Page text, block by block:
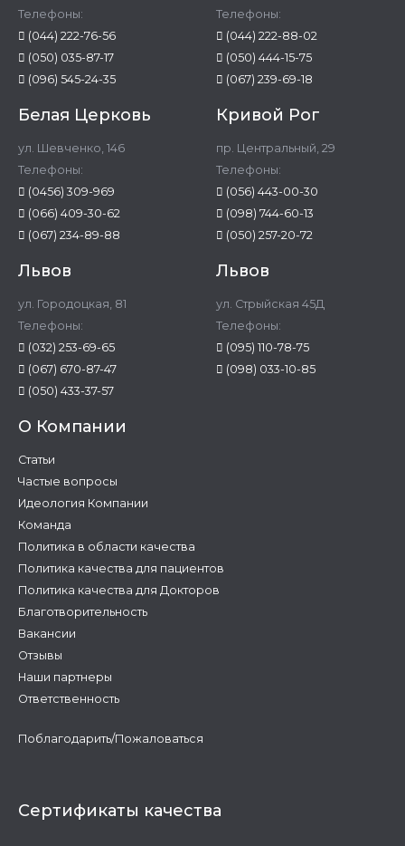
Телефоны:
(044) 222-76-56
(050) 035-87-17
(096) 545-24-35
Телефоны:
(044) 222-88-02
(050) 444-15-75
(067) 239-69-18
Белая Церковь
ул. Шевченко, 146
Телефоны:
(0456) 309-969
(066) 409-30-62
(067) 234-89-88
Кривой Рог
пр. Центральный, 29
Телефоны:
(056) 443-00-30
(098) 744-60-13
(050) 257-20-72
Львов
ул. Городоцкая, 81
Телефоны:
(032) 253-69-65
(067) 670-87-47
(050) 433-37-57
Львов
ул. Стрыйская 45Д
Телефоны:
(095) 110-78-75
(098) 033-10-85
О Компании
Статьи
Частые вопросы
Идеология Компании
Команда
Политика в области качества
Политика качества для пациентов
Политика качества для Докторов
Благотворительность
Вакансии
Отзывы
Наши партнеры
Ответственность
Поблагодарить/Пожаловаться
Сертификаты качества